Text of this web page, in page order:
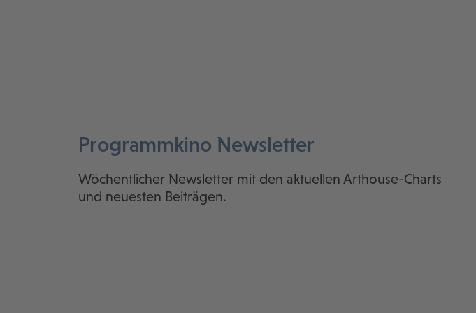
Programmkino Newsletter
Wöchentlicher Newsletter mit den aktuellen Arthouse-Charts
und neuesten Beiträgen.